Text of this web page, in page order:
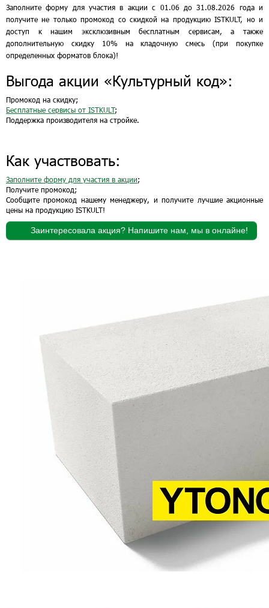
Заполните форму для участия в акции с 01.06 до 31.08.2026 года и
получите не только промокод со скидкой на продукцию ISTKULT, но и
доступ к нашим эксклюзивным бесплатным сервисам, а также
дополнительную скидку 10% на кладочную смесь (при покупке
определенных форматов блока)!
Выгода акции «Культурный код»:
Промокод на скидку;
Бесплатные сервисы от ISTKULT;
Поддержка производителя на стройке.
Как участвовать:
Заполните форму для участия в акции;
Получите промокод;
Сообщите промокод нашему менеджеру, и получите лучшие акционные
цены на продукцию ISTKULT!
Заинтересовала акция? Напишите нам, мы в онлайне!